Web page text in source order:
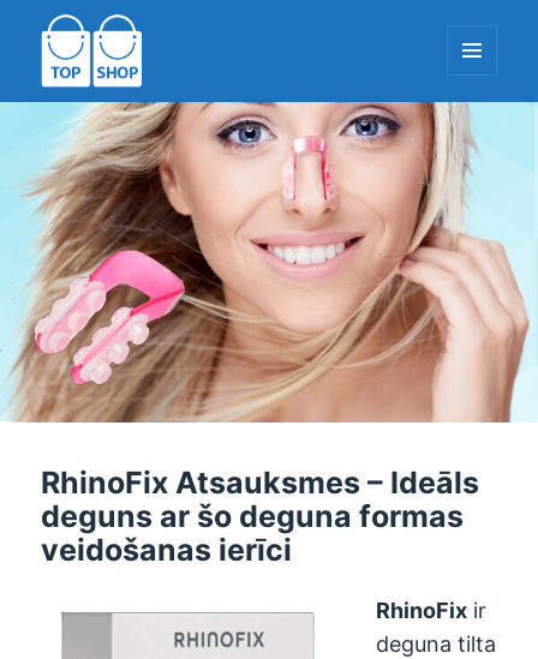
TopShop-EU.com
UN
LOGRĪKI
RhinoFix Atsauksmes – Ideāls
deguns ar šo deguna formas
veidošanas ierīci
RhinoFix ir
deguna tilta